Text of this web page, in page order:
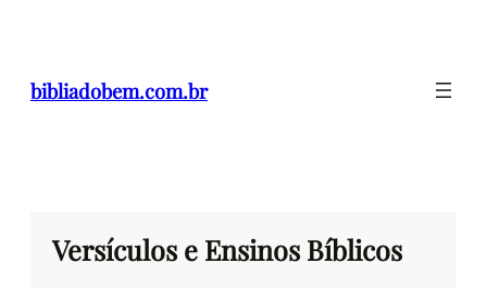
conteúdo
bibliadobem.com.br
Versículos e Ensinos Bíblicos